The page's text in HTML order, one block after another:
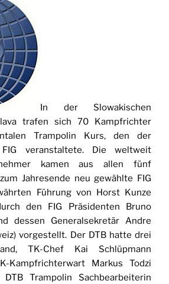
In der Slowakischen
trafen sich 70 Kampfrichter
Trampolin Kurs, den der
FIG veranstaltete. Die weltweit
kamen aus allen fünf
Jahresende neu gewählte FIG
Führung von Horst Kunze
den FIG Präsidenten Bruno
dessen Generalsekretär Andre
vorgestellt. Der DTB hatte drei
TK-Chef Kai Schlüpmann
Kampfrichterwart Markus Todzi
DTB Trampolin Sachbearbeiterin